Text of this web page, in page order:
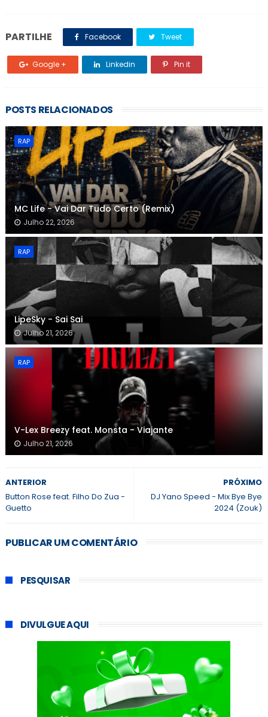
PARTILHE Facebook Tweet
Google + Linkedin Pin it
POSTS RELACIONADOS
RAP
MC Life - Vai Dar Tudo Certo (Remix)
Julho 22, 2026
RAP
LipeSky - Sai Sai
Julho 21, 2026
RAP
V-Lex Breezy feat. Monsta - Viajante
Julho 21, 2026
PRÓXIMO
DJ Yano Speed - Mix Bye Bye
2024 (Zouk)
ANTERIOR
Button Rose feat. Filho Do Zua -
Guetto
PUBLICAR UM COMENTÁRIO
PESQUISAR
DIVULGUE AQUI